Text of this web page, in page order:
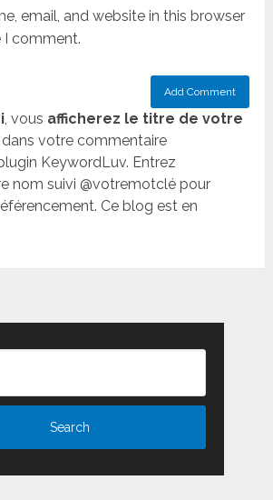
email, and website in this browser
comment.
, vous afficherez le titre de votre
dans votre commentaire
KeywordLuv. Entrez
nom suivi @votremotclé pour
Ce blog est en